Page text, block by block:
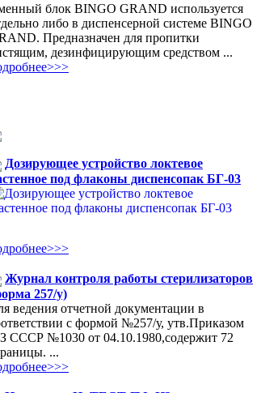
блок BINGO GRAND используется
либо в диспенсерной системе BINGO
Предназначен для пропитки
дезинфицирующим средством ...
Дозирующее устройство локтевое
под флаконы диспенсопак БГ-03
Журнал контроля работы стерилизаторов
257/у)
ведения отчетной документации в
с формой №257/у, утв.Приказом
СССР №1030 от 04.10.1980,содержит 72
...